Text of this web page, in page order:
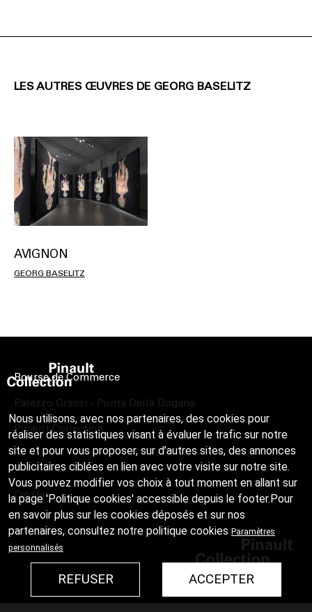
LES AUTRES ŒUVRES DE GEORG BASELITZ
AVIGNON
GEORG BASELITZ
Bourse de Commerce
Palazzo Grassi - Punta Della Dogana
Pinault Collection
Crédits
Nous utilisons, avec nos partenaires, des cookies pour
réaliser des statistiques visant à évaluer le trafic sur notre
site et pour vous proposer, sur d’autres sites, des annonces
publicitaires ciblées en lien avec votre visite sur notre site.
Vous pouvez modifier vos choix à tout moment en allant sur
la page 'Politique cookies' accessible depuis le footer.Pour
en savoir plus sur les cookies déposés et sur nos
partenaires, consultez notre politique cookies Paramètres
personnalisés
ACCEPTER
REFUSER